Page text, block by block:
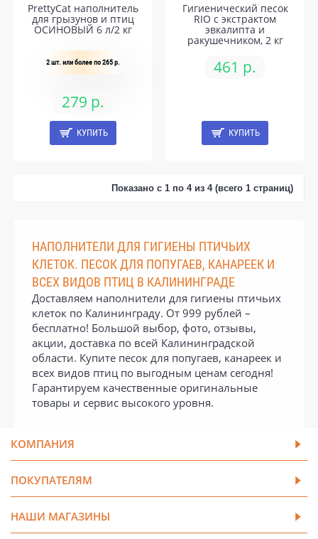
PrettyCat наполнитель
для грызунов и птиц
ОСИНОВЫЙ 6 л/2 кг
2 шт. или более по 265 р.
279 р.
КУПИТЬ
Гигиенический песок
RIO с экстрактом
эвкалипта и
ракушечником, 2 кг
461 р.
КУПИТЬ
Показано с 1 по 4 из 4 (всего 1 страниц)
НАПОЛНИТЕЛИ ДЛЯ ГИГИЕНЫ ПТИЧЬИХ
КЛЕТОК. ПЕСОК ДЛЯ ПОПУГАЕВ, КАНАРЕЕК И
ВСЕХ ВИДОВ ПТИЦ В КАЛИНИНГРАДЕ
Доставляем наполнители для гигиены птичьих
клеток по Калининграду. От 999 рублей –
бесплатно! Большой выбор, фото, отзывы,
акции, доставка по всей Калининградской
области. Купите песок для попугаев, канареек и
всех видов птиц по выгодным ценам сегодня!
Гарантируем качественные оригинальные
товары и сервис высокого уровня.
КОМПАНИЯ
ПОКУПАТЕЛЯМ
НАШИ МАГАЗИНЫ